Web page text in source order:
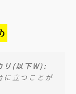
リ(以下W):
に立つことが